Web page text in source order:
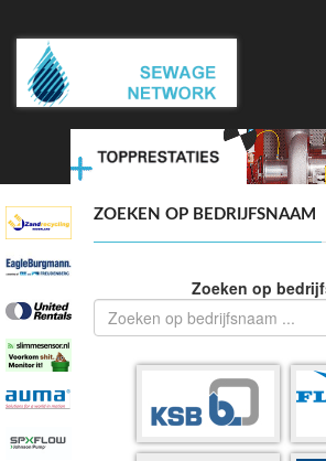
ZOEKEN OP BEDRIJFSNAAM
Zoeken op